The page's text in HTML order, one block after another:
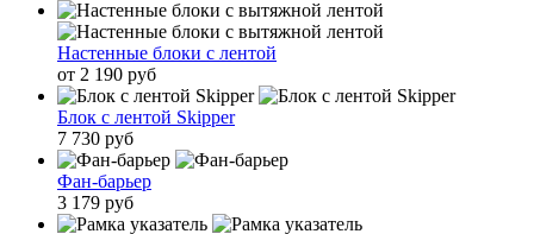
Настенные блоки с лентой
от 2 190 руб
Блок с лентой Skipper
7 730 руб
Фан-барьер
3 179 руб